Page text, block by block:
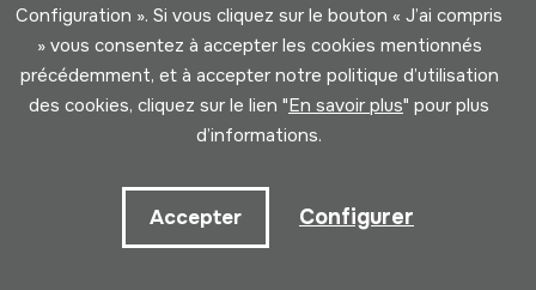
Tornola kalea, 6 - 20180 OIARTZUN
Voir sur Google Maps
FacebookYoutubeIssuu Vimeo
Configuration ». Si vous cliquez sur le bouton « J’ai compris
» vous consentez à accepter les cookies mentionnés
précédemment, et à accepter notre politique d’utilisation
des cookies, cliquez sur le lien "En savoir plus" pour plus
d’informations.
Accepter Configurer